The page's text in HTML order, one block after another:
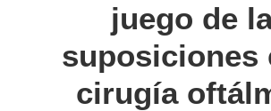
juego de
suposiciones
cirugía